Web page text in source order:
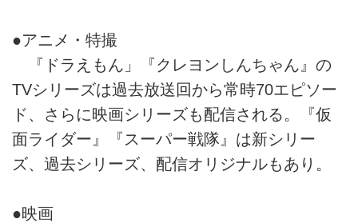
●アニメ・特撮
『ドラえもん」『クレヨンしんちゃん』の
TVシリーズは過去放送回から常時70エピソー
ド、さらに映画シリーズも配信される。『仮
面ライダー』『スーパー戦隊』は新シリー
ズ、過去シリーズ、配信オリジナルもあり。
●映画